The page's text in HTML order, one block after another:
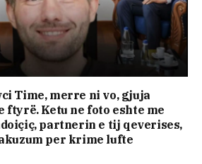
Time, merre ni vo, gjuja
ftyrë. Ketu ne foto eshte me
partnerin e tij qeverises,
per krime lufte